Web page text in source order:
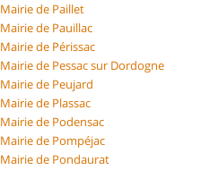
Mairie de Paillet
Mairie de Pauillac
Mairie de Périssac
Mairie de Pessac sur Dordogne
Mairie de Peujard
Mairie de Plassac
Mairie de Podensac
Mairie de Pompéjac
Mairie de Pondaurat